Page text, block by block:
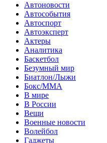
Автоновости
Автособытия
Автоспорт
Автоэксперт
Актеры
Аналитика
Баскетбол
Безумный мир
Биатлон/Лыжи
Бокс/MMA
В мире
В России
Вещи
Военные новости
Волейбол
Гаджеты